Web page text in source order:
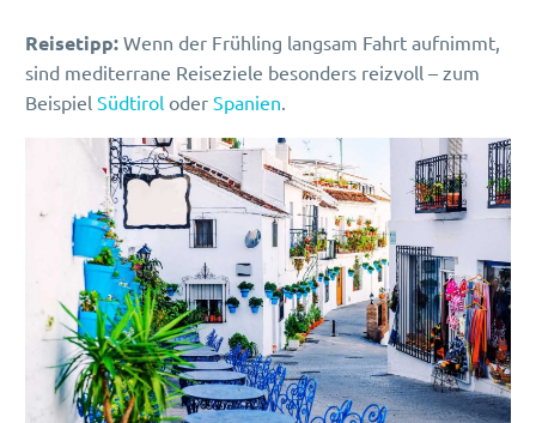
Reisetipp: Wenn der Frühling langsam Fahrt aufnimmt,
sind mediterrane Reiseziele besonders reizvoll – zum
Beispiel Südtirol oder Spanien